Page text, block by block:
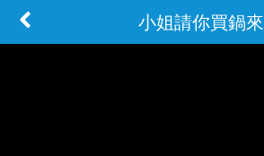
小姐請你買鍋來